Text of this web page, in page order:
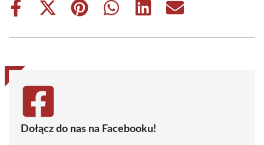
Share
Share
(Twitter)
Share
Share
Share
Share
Dołącz do nas na Facebooku!